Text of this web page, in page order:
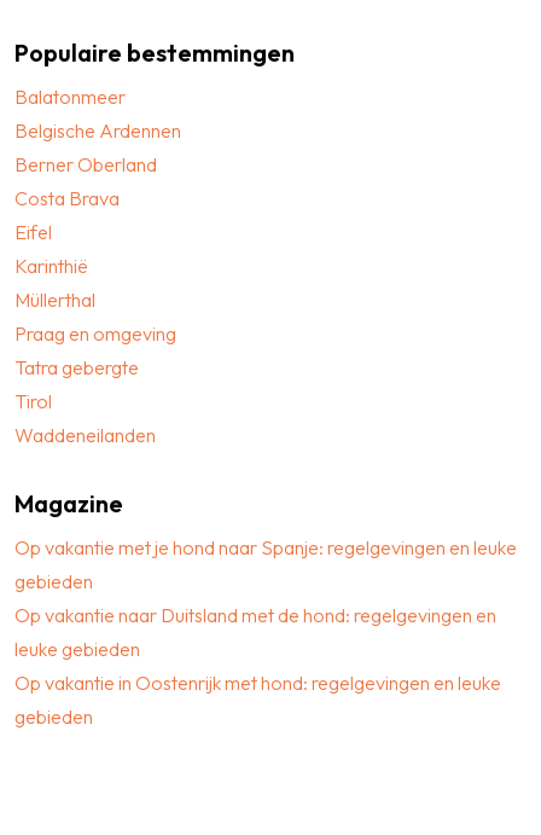
Populaire bestemmingen
Balatonmeer
Belgische Ardennen
Berner Oberland
Costa Brava
Eifel
Karinthië
Müllerthal
Praag en omgeving
Tatra gebergte
Tirol
Waddeneilanden
Magazine
Op vakantie met je hond naar Spanje: regelgevingen en leuke
gebieden
Op vakantie naar Duitsland met de hond: regelgevingen en
leuke gebieden
Op vakantie in Oostenrijk met hond: regelgevingen en leuke
gebieden